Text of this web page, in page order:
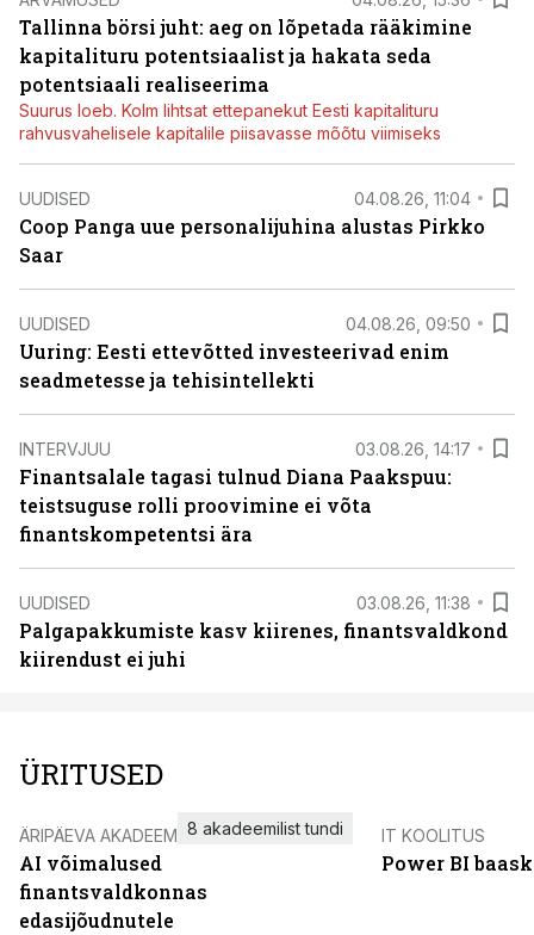
Tallinna börsi juht: aeg on lõpetada rääkimine
kapitalituru potentsiaalist ja hakata seda
potentsiaali realiseerima
Suurus loeb. Kolm lihtsat ettepanekut Eesti kapitalituru
rahvusvahelisele kapitalile piisavasse mõõtu viimiseks
UUDISED 04.08.26, 11:04
Coop Panga uue personalijuhina alustas Pirkko
Saar
UUDISED 04.08.26, 09:50
Uuring: Eesti ettevõtted investeerivad enim
seadmetesse ja tehisintellekti
INTERVJUU 03.08.26, 14:17
Finantsalale tagasi tulnud Diana Paakspuu:
teistsuguse rolli proovimine ei võta
finantskompetentsi ära
UUDISED 03.08.26, 11:38
Palgapakkumiste kasv kiirenes, finantsvaldkond
kiirendust ei juhi
ÜRITUSED
ÄRIPÄEVA AKADEEMIA
AI võimalused
finantsvaldkonnas
edasijõudnutele
8 akadeemilist tundi IT KOOLITUS
Power BI